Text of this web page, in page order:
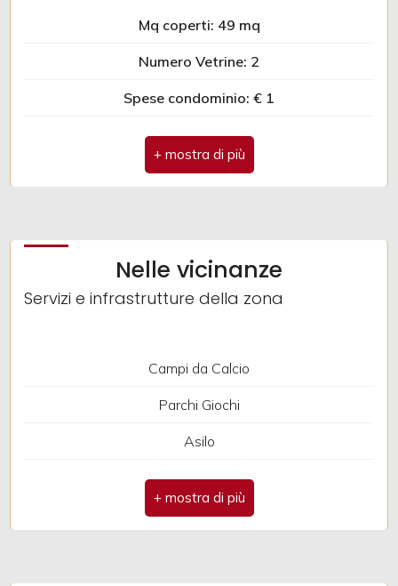
Mq coperti: 49 mq
Numero Vetrine: 2
Spese condominio: € 1
Ubicazione: Montagna
Nelle vicinanze
Servizi e infrastrutture della zona
Campi da Calcio
Parchi Giochi
Asilo
Bar
Posto auto/Box
Balcone/Terrazzo
Arredato
Nuova costruzione